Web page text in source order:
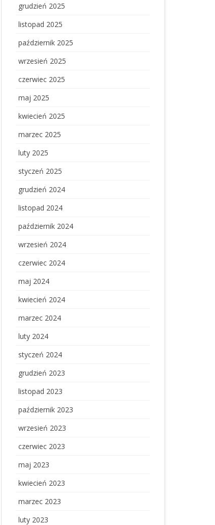
grudzień 2025
listopad 2025
październik 2025
wrzesień 2025
czerwiec 2025
maj 2025
kwiecień 2025
marzec 2025
luty 2025
styczeń 2025
grudzień 2024
listopad 2024
październik 2024
wrzesień 2024
czerwiec 2024
maj 2024
kwiecień 2024
marzec 2024
luty 2024
styczeń 2024
grudzień 2023
listopad 2023
październik 2023
wrzesień 2023
czerwiec 2023
maj 2023
kwiecień 2023
marzec 2023
luty 2023